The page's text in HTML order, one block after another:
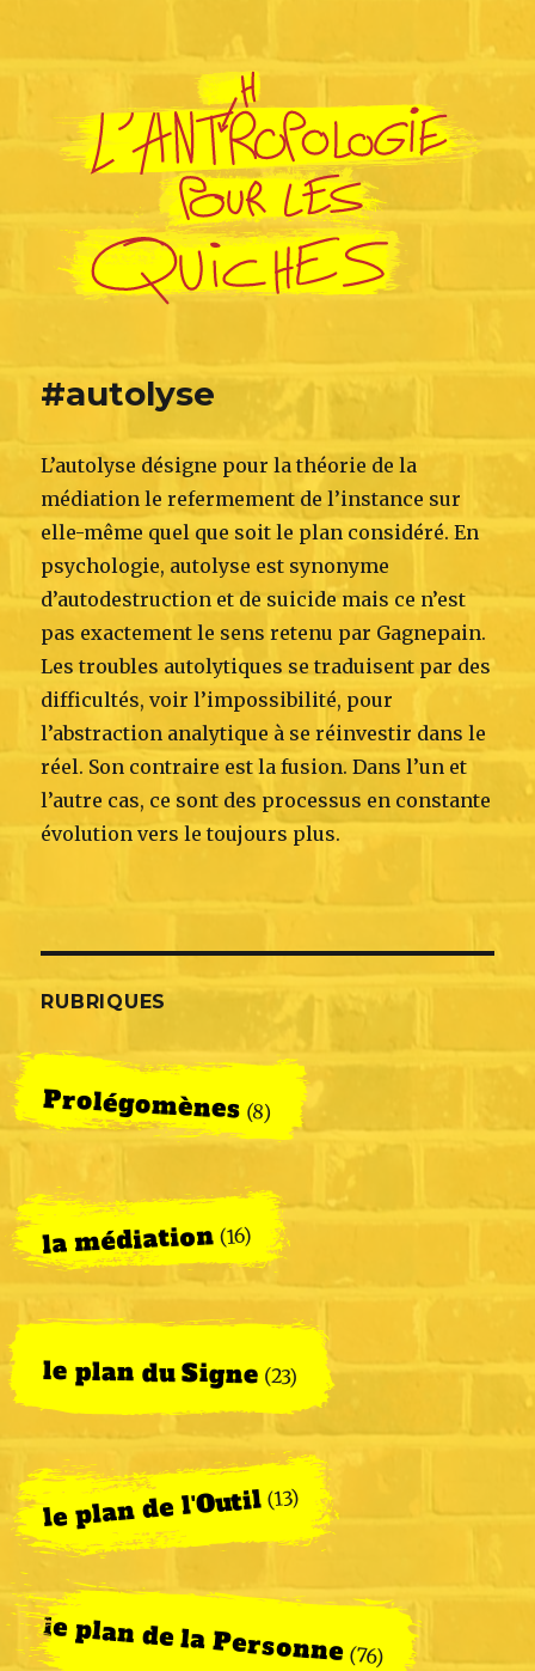
L'Anthropologie pour les Quiches
#autolyse
L’autolyse désigne pour la théorie de la
médiation le refermement de l’instance sur
elle-même quel que soit le plan considéré. En
psychologie, autolyse est synonyme
d’autodestruction et de suicide mais ce n’est
pas exactement le sens retenu par Gagnepain.
Les troubles autolytiques se traduisent par des
difficultés, voir l’impossibilité, pour
l’abstraction analytique à se réinvestir dans le
réel. Son contraire est la fusion. Dans l’un et
l’autre cas, ce sont des processus en constante
évolution vers le toujours plus.
RUBRIQUES
Prolégomènes (8)
la médiation (16)
le plan du Signe (23)
le plan de l'Outil (13)
le plan de la Personne (76)